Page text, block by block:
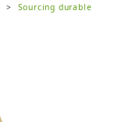
Sourcing durable